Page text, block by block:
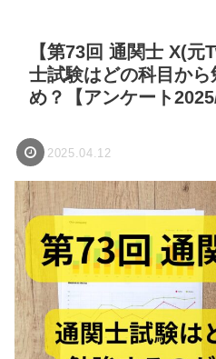
【第73回 通関士 X(
士試験はどの科目か
め？【アンケート
2025.04.12